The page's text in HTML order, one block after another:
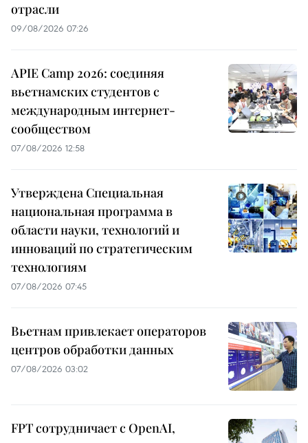
отрасли
09/08/2026 07:26
APIE Camp 2026: соединяя
вьетнамских студентов с
международным интернет-
сообществом
07/08/2026 12:58
Утверждена Специальная
национальная программа в
области науки, технологий и
инноваций по стратегическим
технологиям
07/08/2026 07:45
Вьетнам привлекает операторов
центров обработки данных
07/08/2026 03:02
FPT сотрудничает с OpenAI,